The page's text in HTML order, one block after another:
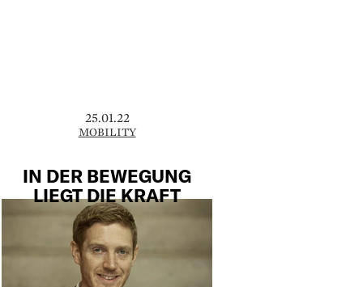
25.01.22
MOBILITY
IN DER BEWEGUNG
LIEGT DIE KRAFT